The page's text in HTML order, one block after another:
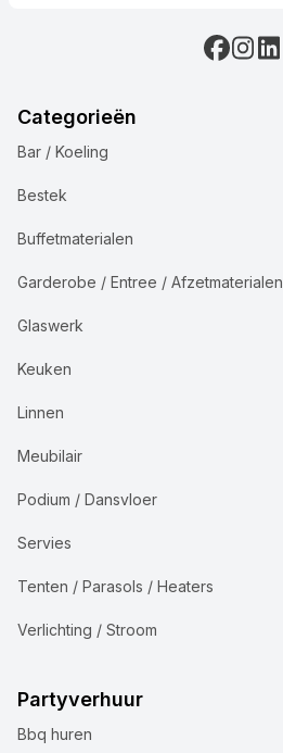
Categorieën
Bar / Koeling
Bestek
Buffetmaterialen
Garderobe / Entree / Afzetmaterialen
Glaswerk
Keuken
Linnen
Meubilair
Podium / Dansvloer
Servies
Tenten / Parasols / Heaters
Verlichting / Stroom
Partyverhuur
Bbq huren